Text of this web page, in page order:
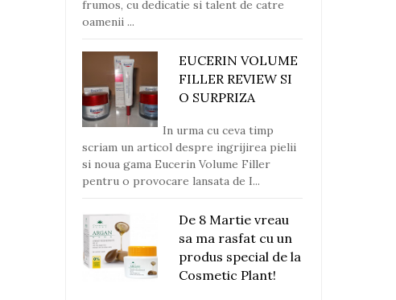
frumos, cu dedicatie si talent de catre
oamenii ...
EUCERIN VOLUME
FILLER REVIEW SI
O SURPRIZA
In urma cu ceva timp
scriam un articol despre ingrijirea pielii
si noua gama Eucerin Volume Filler
pentru o provocare lansata de I...
De 8 Martie vreau
sa ma rasfat cu un
produs special de la
Cosmetic Plant!